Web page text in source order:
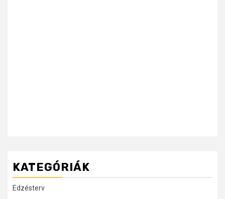
KATEGÓRIÁK
Edzésterv